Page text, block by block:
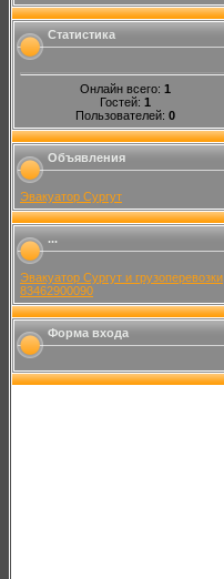
Статистика
Онлайн всего: 1
Гостей: 1
Пользователей: 0
Объявления
Эвакуатор Сургут
...
Эвакуатор Сургут и грузоперевозки
83462900090
Форма входа